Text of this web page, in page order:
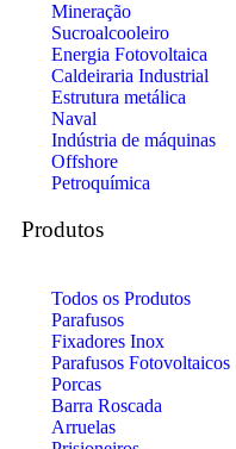
Mineração
Sucroalcooleiro
Energia Fotovoltaica
Caldeiraria Industrial
Estrutura metálica
Naval
Indústria de máquinas
Offshore
Petroquímica
Produtos
Todos os Produtos
Parafusos
Fixadores Inox
Parafusos Fotovoltaicos
Porcas
Barra Roscada
Arruelas